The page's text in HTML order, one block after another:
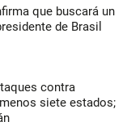
que buscará un
de Brasil
contra
siete estados;